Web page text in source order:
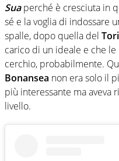
Sua perché è cresciuta in
sé e la voglia di indossare
spalle, dopo quella del
carico di un ideale e che
cerchio, probabilmente.
Bonansea non era solo il
più interessante ma
livello.